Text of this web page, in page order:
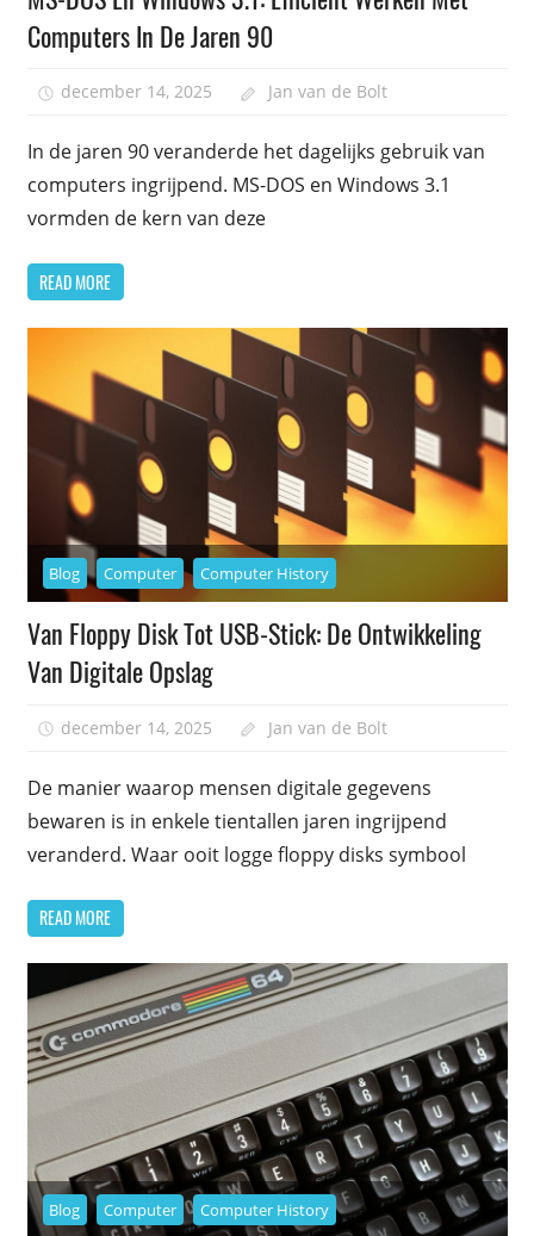
Computers In De Jaren 90
december 14, 2025 Jan van de Bolt
In de jaren 90 veranderde het dagelijks gebruik van
computers ingrijpend. MS-DOS en Windows 3.1
vormden de kern van deze
READ MORE
Blog Computer Computer History
Van Floppy Disk Tot USB-Stick: De Ontwikkeling
Van Digitale Opslag
december 14, 2025 Jan van de Bolt
De manier waarop mensen digitale gegevens
bewaren is in enkele tientallen jaren ingrijpend
veranderd. Waar ooit logge floppy disks symbool
READ MORE
Blog Computer Computer History